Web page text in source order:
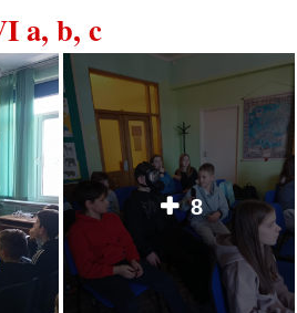
a, b, c
8